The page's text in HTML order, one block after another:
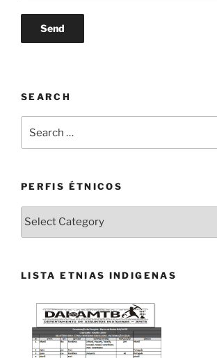
SEARCH
for:
PERFIS ÉTNICOS
LISTA ETNIAS INDIGENAS